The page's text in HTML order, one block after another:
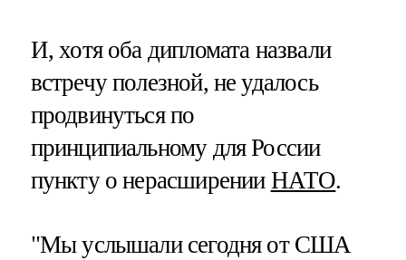
И, хотя оба дипломата назвали
встречу полезной, не удалось
продвинуться по
принципиальному для России
пункту о нерасширении НАТО.
"Мы услышали сегодня от США